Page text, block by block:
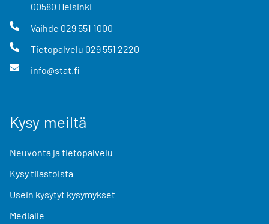
00580 Helsinki
Vaihde 029 551 1000
Tietopalvelu 029 551 2220
info@stat.fi
Kysy meiltä
Neuvonta ja tietopalvelu
Kysy tilastoista
Usein kysytyt kysymykset
Medialle